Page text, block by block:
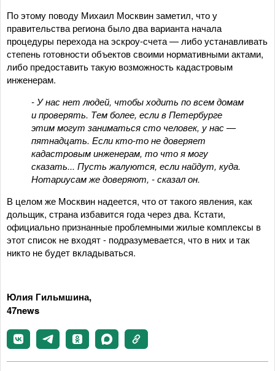
По этому поводу Михаил Москвин заметил, что у
правительства региона было два варианта начала
процедуры перехода на эскроу-счета — либо устанавливать
степень готовности объектов своими нормативными актами,
либо предоставить такую возможность кадастровым
инженерам.
- У нас нет людей, чтобы ходить по всем домам
и проверять. Тем более, если в Петербурге
этим могут заниматься сто человек, у нас —
пятнадцать. Если кто-то не доверяет
кадастровым инженерам, то что я могу
сказать... Пусть жалуются, если найдут, куда.
Нотариусам же доверяют, - сказал он.
В целом же Москвин надеется, что от такого явления, как
дольщик, страна избавится года через два. Кстати,
официально признанные проблемными жилые комплексы в
этот список не входят - подразумевается, что в них и так
никто не будет вкладываться.
Юлия Гильмшина,
47news